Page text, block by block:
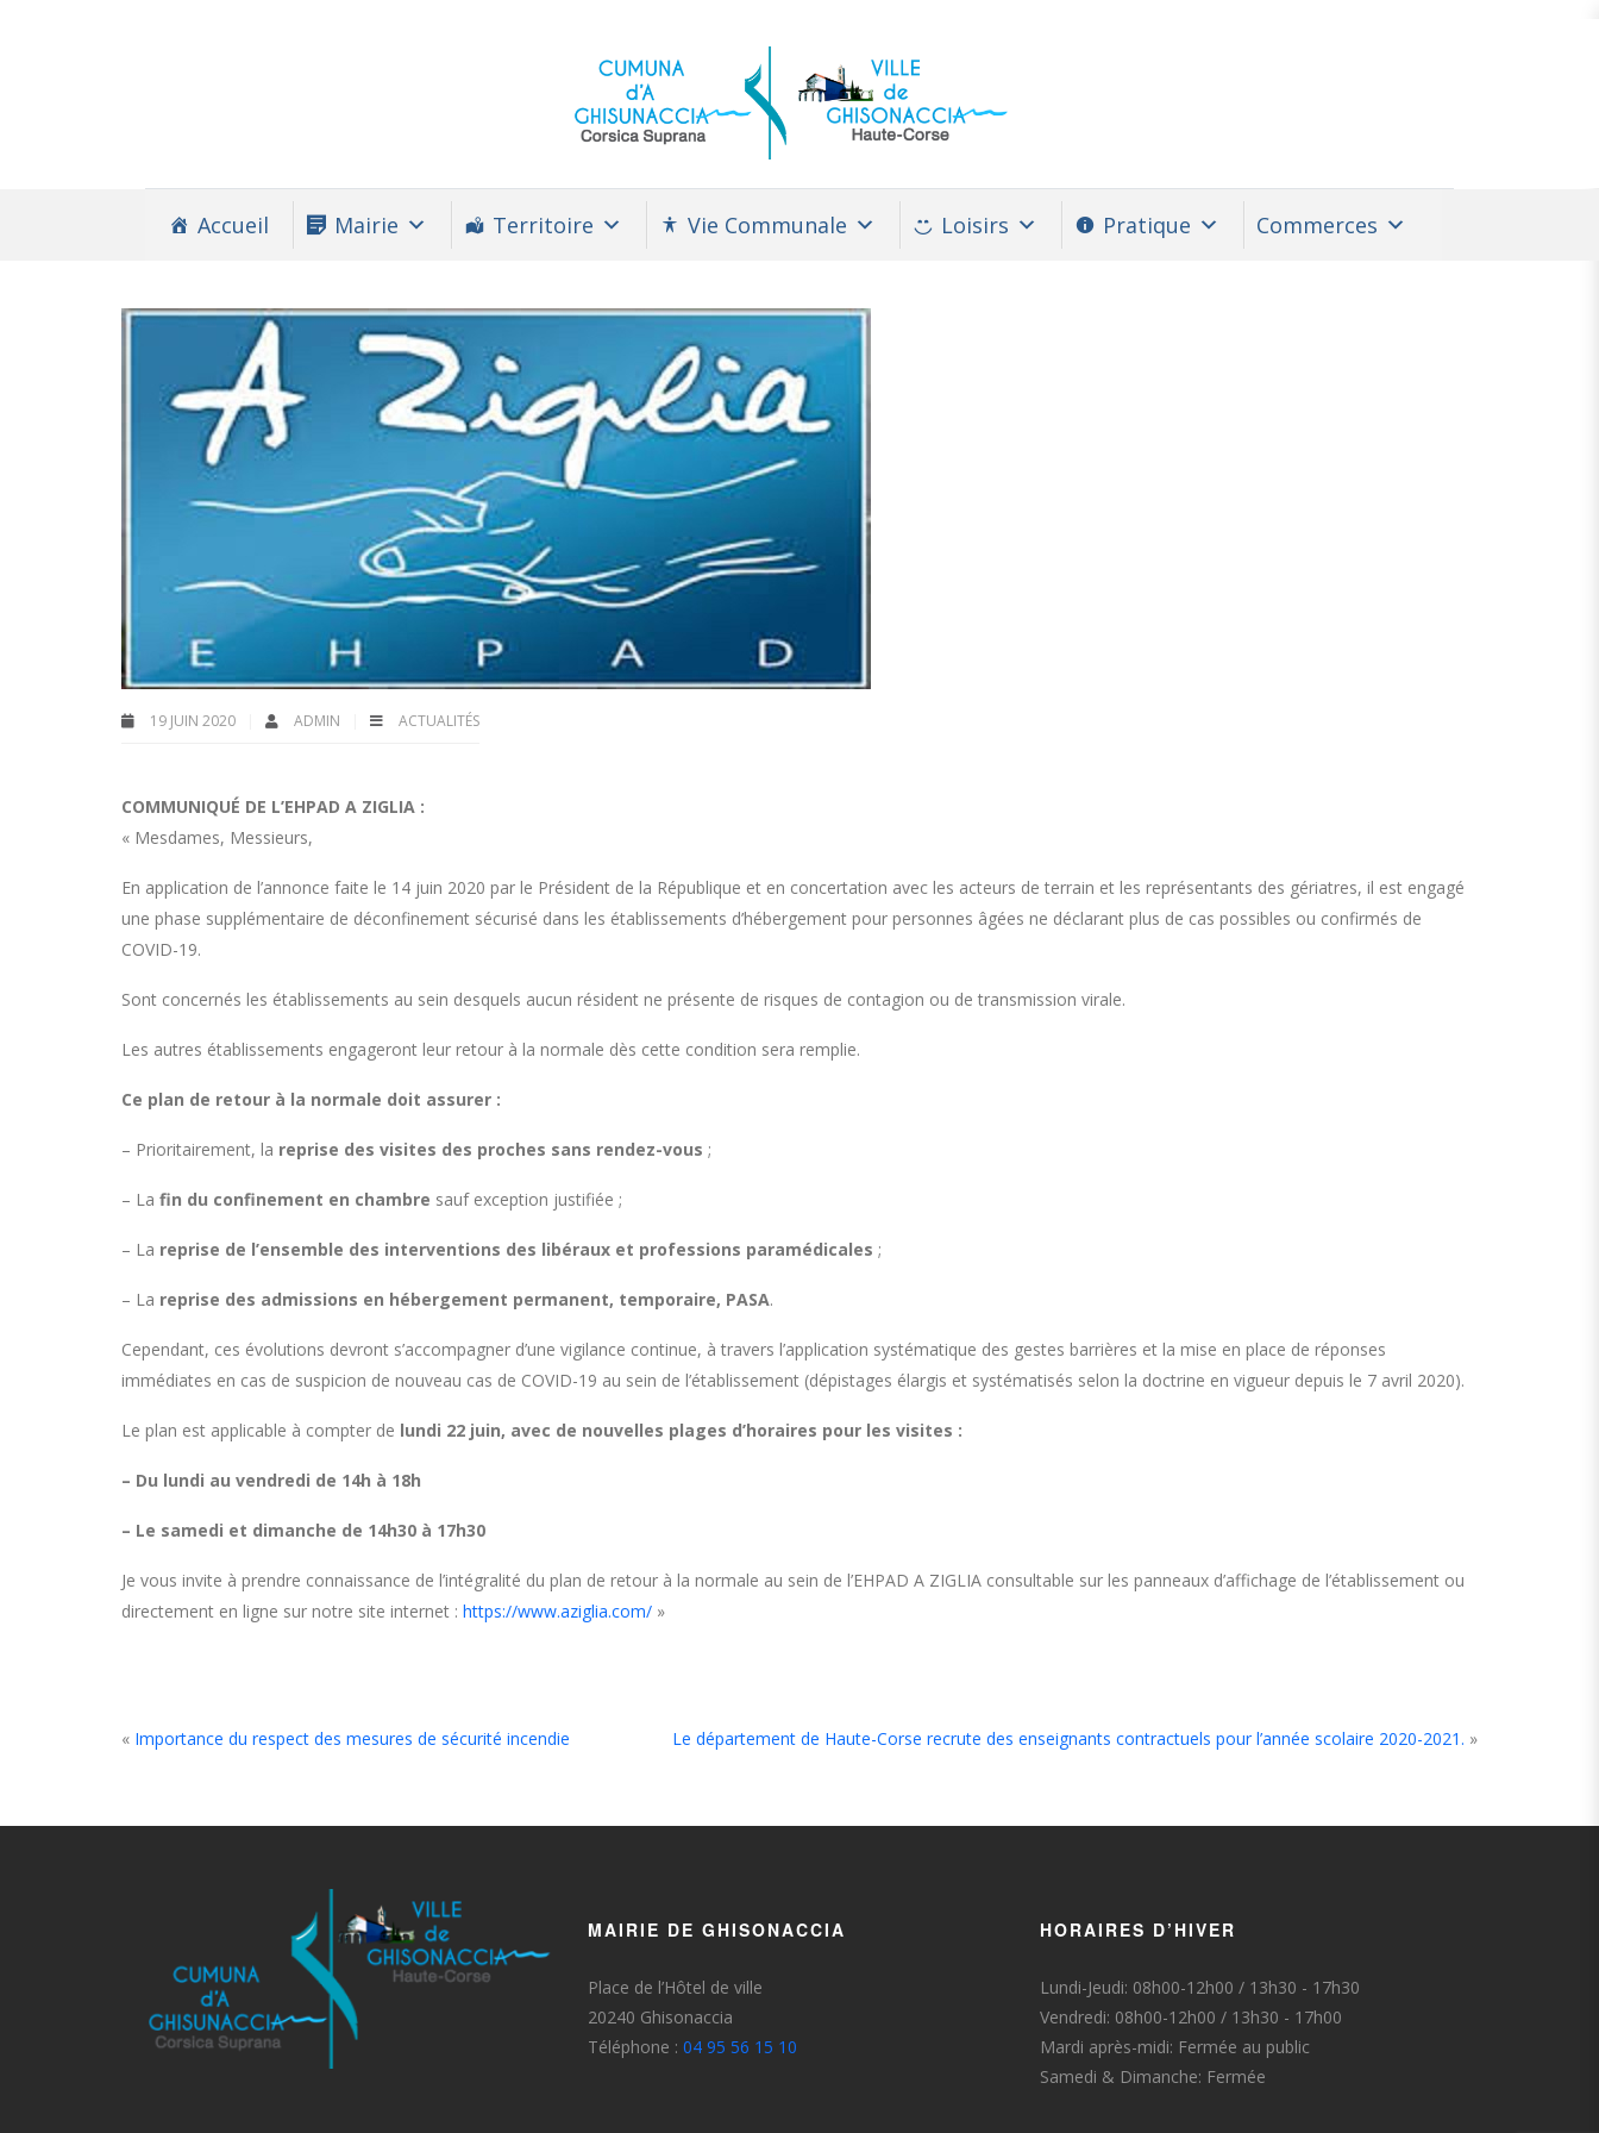
Accueil Mairie Territoire Vie Communale Loisirs Pratique Commerces
19 JUIN 2020 ADMIN ACTUALITÉS
COMMUNIQUÉ DE L’EHPAD A ZIGLIA :
« Mesdames, Messieurs,
En application de l’annonce faite le 14 juin 2020 par le Président de la République et en concertation avec les acteurs de terrain et les représentants des gériatres, il est engagé
une phase supplémentaire de déconfinement sécurisé dans les établissements d’hébergement pour personnes âgées ne déclarant plus de cas possibles ou confirmés de
COVID-19.
Sont concernés les établissements au sein desquels aucun résident ne présente de risques de contagion ou de transmission virale.
Les autres établissements engageront leur retour à la normale dès cette condition sera remplie.
Ce plan de retour à la normale doit assurer :
– Prioritairement, la reprise des visites des proches sans rendez-vous ;
– La fin du confinement en chambre sauf exception justifiée ;
– La reprise de l’ensemble des interventions des libéraux et professions paramédicales ;
– La reprise des admissions en hébergement permanent, temporaire, PASA.
Cependant, ces évolutions devront s’accompagner d’une vigilance continue, à travers l’application systématique des gestes barrières et la mise en place de réponses
immédiates en cas de suspicion de nouveau cas de COVID-19 au sein de l’établissement (dépistages élargis et systématisés selon la doctrine en vigueur depuis le 7 avril 2020).
Le plan est applicable à compter de lundi 22 juin, avec de nouvelles plages d’horaires pour les visites :
– Du lundi au vendredi de 14h à 18h
– Le samedi et dimanche de 14h30 à 17h30
Je vous invite à prendre connaissance de l’intégralité du plan de retour à la normale au sein de l’EHPAD A ZIGLIA consultable sur les panneaux d’affichage de l’établissement ou
directement en ligne sur notre site internet : https://www.aziglia.com/ »
« Importance du respect des mesures de sécurité incendie Le département de Haute-Corse recrute des enseignants contractuels pour l’année scolaire 2020-2021. »
MAIRIE DE GHISONACCIA
Place de l’Hôtel de ville
20240 Ghisonaccia
Téléphone : 04 95 56 15 10
HORAIRES D’HIVER
Lundi-Jeudi: 08h00-12h00 / 13h30 - 17h30
Vendredi: 08h00-12h00 / 13h30 - 17h00
Mardi après-midi: Fermée au public
Samedi & Dimanche: Fermée